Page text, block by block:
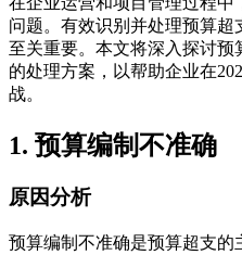
问题。有效识别并处理预算
至关重要。本文将深入探讨
的处理方案，以帮助企业在
战。
1. 预算编制不准确
原因分析
预算编制不准确是预算超支